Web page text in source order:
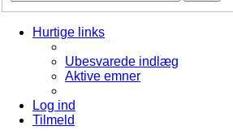
Hurtige links
Ubesvarede indlæg
Aktive emner
Log ind
Tilmeld